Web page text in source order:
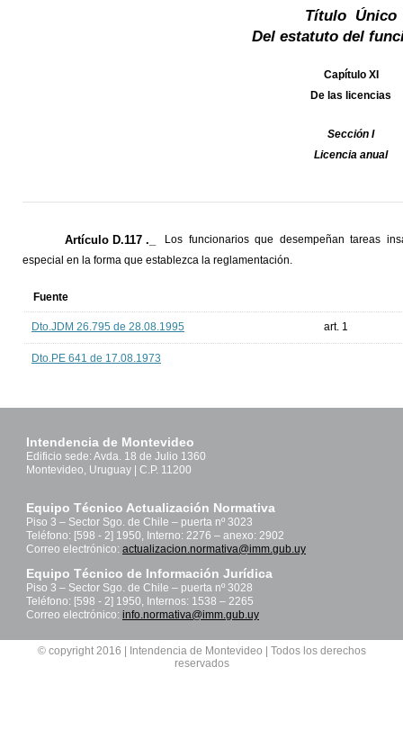
Título Único
Del estatuto del
Capítulo XI
De las licencias
Sección I
Licencia anual
Artículo D.117 ._
Los funcionarios que desempeñan tareas
especial en la forma que establezca la reglamentación.
Fuente
Dto.JDM 26.795 de 28.08.1995 art. 1
Dto.PE 641 de 17.08.1973
Intendencia de Montevideo
Edificio sede: Avda. 18 de Julio 1360
Montevideo, Uruguay | C.P. 11200
Equipo Técnico Actualización Normativa
Piso 3 – Sector Sgo. de Chile – puerta nº 3023
Teléfono: [598 - 2] 1950, Interno: 2276 – anexo: 2902
Correo electrónico: actualizacion.normativa@imm.gub.uy
Equipo Técnico de Información Jurídica
Piso 3 – Sector Sgo. de Chile – puerta nº 3028
Teléfono: [598 - 2] 1950, Internos: 1538 – 2265
Correo electrónico: info.normativa@imm.gub.uy
© copyright 2016 | Intendencia de Montevideo | Todos los derechos
reservados